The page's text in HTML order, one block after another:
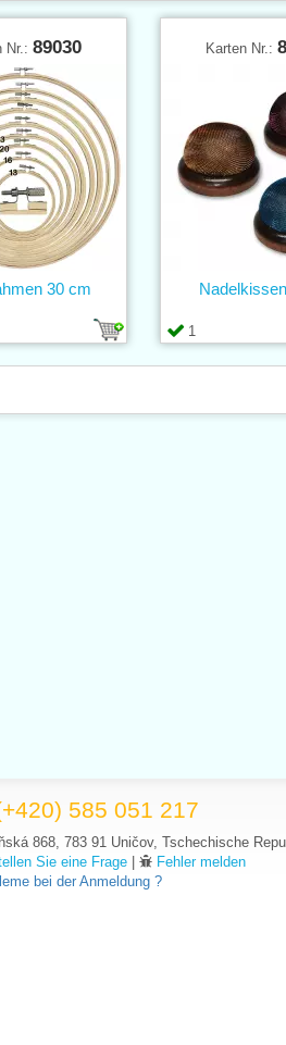
Nr.: 89030
30 cm
Karten Nr.:
1
585 051 217
868, 783 91 Uničov, Tschechische
Sie eine Frage |
Fehler melden
bei der Anmeldung ?